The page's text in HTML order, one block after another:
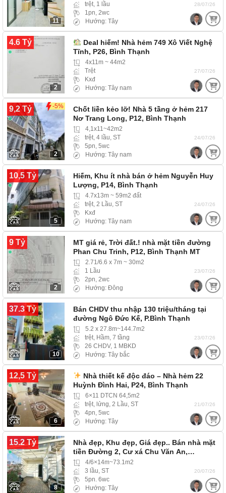
11
trệt, 1 lầu
1pn, 2wc
Hướng: Tây
28/07/26
4.6 Tỷ
2
Deal hiếm! Nhà hẻm 749 Xô Viết Nghệ
Tĩnh, P26, Bình Thạnh
4x11m ~ 44m2
Trệt
Kxđ
Hướng: Tây nam
27/07/26
9,2 Tỷ -5%
2
Chốt liền kẻo lỡ! Nhà 5 tầng ở hẻm 217
Nơ Trang Long, P12, Bình Thạnh
4,1x11~42m2
trệt, 4 lầu, ST
5pn, 5wc
Hướng: Tây nam
24/07/26
10,5 Tỷ
5
Hiếm, Khu ít nhà bán ở hẻm Nguyễn Huy
Lượng, P14, Bình Thạnh
4.7x13m ~ 59m2 đất
trệt, 2 Lầu, ST
Kxđ
Hướng: Tây nam
24/07/26
9 Tỷ
2
MT giá rẻ, Trời đất.! nhà mặt tiền đường
Phan Chu Trinh, P12, Bình Thạnh MT
2.71/6.6 x 7m ~ 30m2
1 Lầu
2pn, 2wc
Hướng: Đông
23/07/26
37.3 Tỷ
10
Bán CHDV thu nhập 130 triệu/tháng tại
đường Ngô Đức Kế, P.Bình Thạnh
5.2 x 27.8m~144.7m2
trệt, Hầm, 7 tầng
26 CHDV, 1 MBKD
Hướng: Tây bắc
23/07/26
12,5 Tỷ
6
Nhà thiết kế độc đáo – Nhà hẻm 22
Huỳnh Đình Hai, P24, Bình Thạnh
6×11 DTCN 64,5m2
trệt, lửng, 2 Lầu, ST
4pn, 5wc
Hướng: Tây
21/07/26
15.2 Tỷ
8
Nhà đẹp, Khu đẹp, Giá đẹp.. Bán nhà mặt
tiền Đường 2, Cư xá Chu Văn An,…
4/6×14m~73.1m2
3 lầu, ST
5pn. 6wc
Hướng: Tây
20/07/26